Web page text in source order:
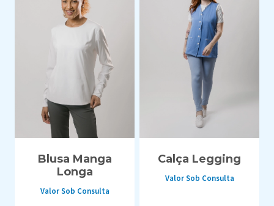
Blusa Manga
Longa
Valor Sob Consulta
Calça Legging
Valor Sob Consulta